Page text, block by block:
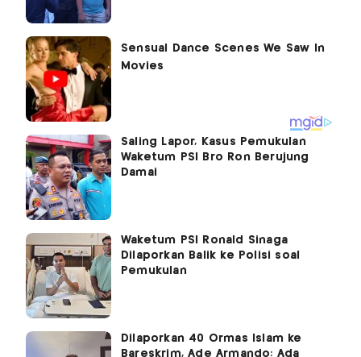
Saling Lapor, Kasus Pemukulan
Waketum PSI Bro Ron Berujung
Damai
Waketum PSI Ronald Sinaga
Dilaporkan Balik ke Polisi soal
Pemukulan
Dilaporkan 40 Ormas Islam ke
Bareskrim, Ade Armando: Ada